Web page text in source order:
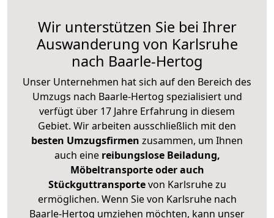
Wir unterstützen Sie bei Ihrer
Auswanderung von Karlsruhe
nach Baarle-Hertog
Unser Unternehmen hat sich auf den Bereich des
Umzugs nach Baarle-Hertog spezialisiert und
verfügt über 17 Jahre Erfahrung in diesem
Gebiet. Wir arbeiten ausschließlich mit den
besten Umzugsfirmen zusammen, um Ihnen
auch eine reibungslose Beiladung,
Möbeltransporte oder auch
Stückguttransportevon Karlsruhe zu
ermöglichen. Wenn Sie von Karlsruhe nach
Baarle-Hertog umziehen möchten, kann unser